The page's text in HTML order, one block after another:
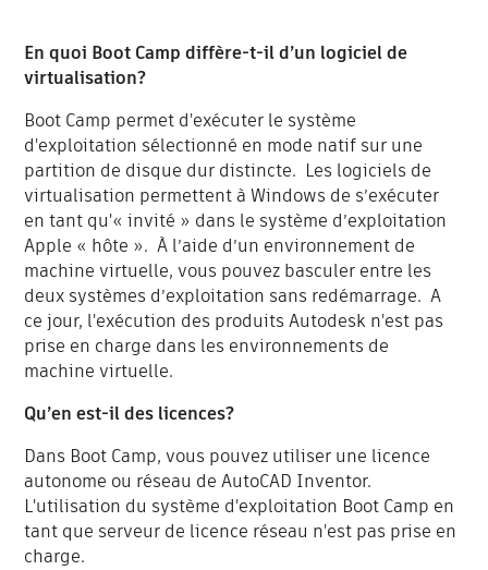
En quoi Boot Camp diffère-t-il d’un logiciel de
virtualisation?
Boot Camp permet d'exécuter le système
d'exploitation sélectionné en mode natif sur une
partition de disque dur distincte. Les logiciels de
virtualisation permettent à Windows de s’exécuter
en tant qu'« invité » dans le système d’exploitation
Apple « hôte ». À l’aide d’un environnement de
machine virtuelle, vous pouvez basculer entre les
deux systèmes d’exploitation sans redémarrage. A
ce jour, l'exécution des produits Autodesk n'est pas
prise en charge dans les environnements de
machine virtuelle.
Qu’en est-il des licences?
Dans Boot Camp, vous pouvez utiliser une licence
autonome ou réseau de AutoCAD Inventor.
L'utilisation du système d'exploitation Boot Camp en
tant que serveur de licence réseau n'est pas prise en
charge.